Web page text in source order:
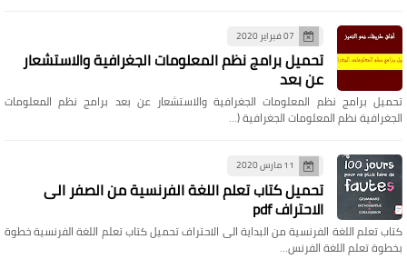
07 فبراير 2020
تحميل برامج نظم المعلومات الجغرافية والاستشعار
عن بعد
تحميل برامج نظم المعلومات الجغرافية والاستشعار عن بعد برامج نظم المعلومات
الجغرافية نظم المعلومات الجغرافية (…
11 مارس 2020
تحميل كتاب تعلم اللغة الفرنسية من الصفر الى
الاحتراف pdf
كتاب تعلم اللغة الفرنسية من البداية الى الاحتراف تحميل كتاب تعلم اللغة الفرنسية خطوة
بخطوة تعلم اللغة الفرنس…